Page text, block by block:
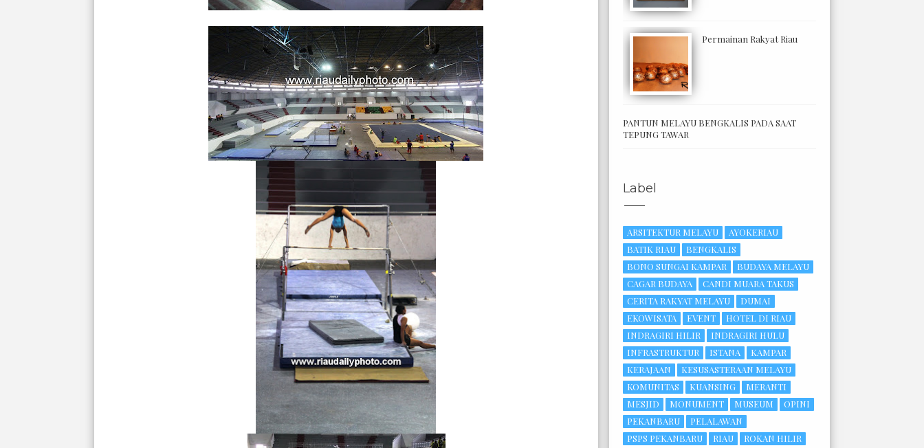
Permainan Rakyat Riau
PANTUN MELAYU BENGKALIS PADA SAAT
TEPUNG TAWAR
Label
ARSITEKTUR MELAYU
AYOKERIAU
BATIK RIAU
BENGKALIS
BONO SUNGAI KAMPAR
BUDAYA MELAYU
CAGAR BUDAYA
CANDI MUARA TAKUS
CERITA RAKYAT MELAYU
DUMAI
EKOWISATA
EVENT
HOTEL DI RIAU
INDRAGIRI HILIR
INDRAGIRI HULU
INFRASTRUKTUR
ISTANA
KAMPAR
KERAJAAN
KESUSASTERAAN MELAYU
KOMUNITAS
KUANSING
MERANTI
MESJID
MONUMENT MUSEUM
OPINI
PEKANBARU
PELALAWAN
PSPS PEKANBARU
RIAU
ROKAN HILIR